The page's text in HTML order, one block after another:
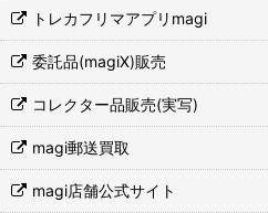
トレカフリマアプリmagi
委託品(magiX)販売
コレクター品販売(実写)
magi郵送買取
magi店舗公式サイト